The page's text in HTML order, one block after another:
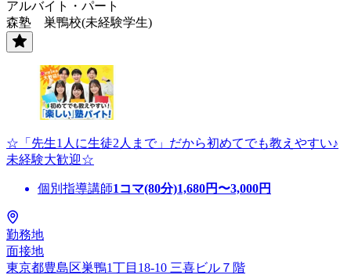
アルバイト・パート
森塾 巣鴨校(未経験学生)
☆「先生1人に生徒2人まで」だから初めてでも教えやすい♪
未経験大歓迎☆
個別指導講師1コマ(80分)1,680円〜3,000円
勤務地
面接地
東京都豊島区巣鴨1丁目18-10 三喜ビル７階